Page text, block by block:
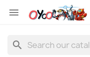

search